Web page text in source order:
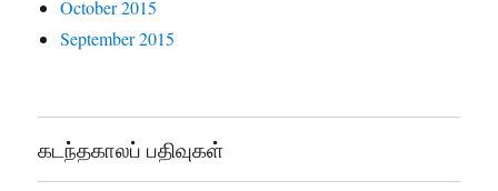
October 2015
September 2015
கடந்தகாலப் பதிவுகள்